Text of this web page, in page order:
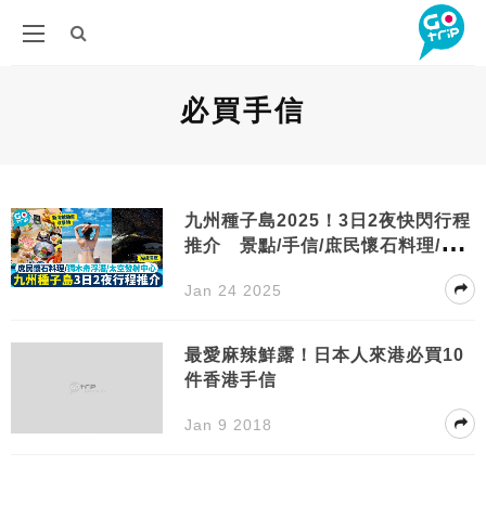
必買手信
九州種子島2025！3日2夜快閃行程
推介 景點/手信/庶民懷石料理/太
Jan 24 2025
最愛麻辣鮮露！日本人來港必買10
件香港手信
Jan 9 2018